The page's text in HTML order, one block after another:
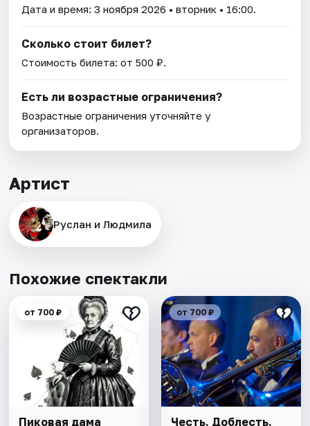
Дата и время:3 ноября 2026 • вторник • 16:00.
Сколько стоит билет?
Стоимость билета: от 500 ₽.
Есть ли возрастные ограничения?
Возрастные ограничения уточняйте у
организаторов.
Артист
Руслан и Людмила
Похожие спектакли
от 700 ₽
Пиковая дама
от 700 ₽
Честь. Доблесть.